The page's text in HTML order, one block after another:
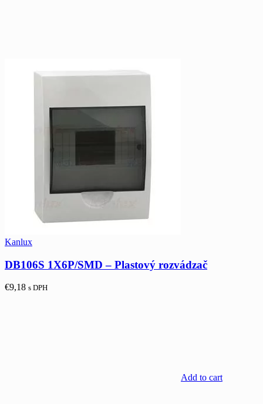
Kanlux
DB106S 1X6P/SMD – Plastový rozvádzač
€9,18 s DPH
Add to cart